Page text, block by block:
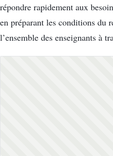
répondre rapidement aux
en préparant les conditions du
l’ensemble des enseignants à